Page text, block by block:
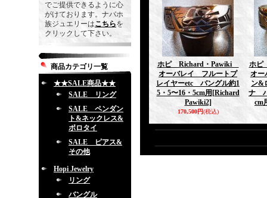
でご提供できるように心
がけております。ナバホ
族ジュエリーはこちらを
クリックして下さい。
商品カテゴリ一覧
★★SALE商品★★
SALE リング
SALE ペンダン
ト&ネックレス&
ボロタイ
SALE ピアス&
その他
Hopi Jewelry
リング
バングル
ホピ Richard・Pawiki
オーバレイ フルートプ
レイヤーetc バングル約1
5・5〜16・5cm用 [Richard
Pawiki2]
170,500円(税込)
ホ
オ
ン&
ナ バ
cm